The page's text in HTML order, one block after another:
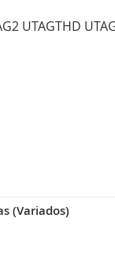
UTAGTHD
(Variados)